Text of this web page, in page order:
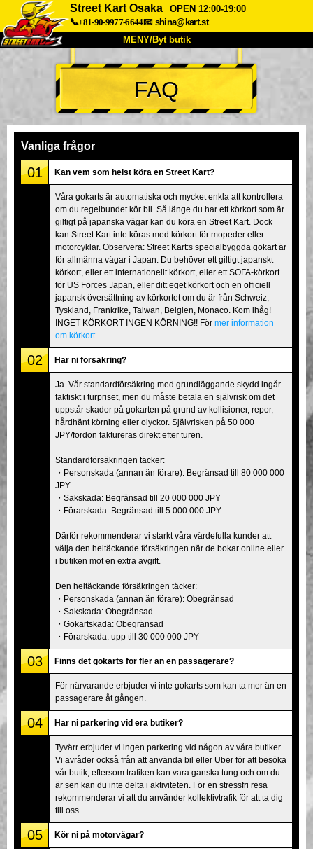
Street Kart Osaka
OPEN 12:00-19:00
📞+81-90-9977-6644📧 shina@kart.st
MENY/Byt butik
HEM
Om oss Specifikationer Pris
Företag
Tokyo Shinagawa Tokyo Akihabara#1
Tokyo Akihabara#2 Tokyo Shibuya
Tokyo Shibuya Annex Tokyo Bay
Tokyo Asakusa Osaka
Okinawa
FAQ
Vanliga frågor
01 Kan vem som helst köra en Street Kart?
Våra gokarts är automatiska och mycket enkla att kontrollera
om du regelbundet kör bil. Så länge du har ett körkort som är
giltigt på japanska vägar kan du köra en Street Kart. Dock
kan Street Kart inte köras med körkort för mopeder eller
motorcyklar. Observera: Street Kart:s specialbyggda gokart är
för allmänna vägar i Japan. Du behöver ett giltigt japanskt
körkort, eller ett internationellt körkort, eller ett SOFA-körkort
för US Forces Japan, eller ditt eget körkort och en officiell
japansk översättning av körkortet om du är från Schweiz,
Tyskland, Frankrike, Taiwan, Belgien, Monaco. Kom ihåg!
INGET KÖRKORT INGEN KÖRNING!! För mer information
om körkort.
02 Har ni försäkring?
Ja. Vår standardförsäkring med grundläggande skydd ingår
faktiskt i turpriset, men du måste betala en självrisk om det
uppstår skador på gokarten på grund av kollisioner, repor,
hårdhänt körning eller olyckor. Självrisken på 50 000
JPY/fordon faktureras direkt efter turen.
Standardförsäkringen täcker:
・Personskada (annan än förare): Begränsad till 80 000 000
JPY
・Sakskada: Begränsad till 20 000 000 JPY
・Förarskada: Begränsad till 5 000 000 JPY
Därför rekommenderar vi starkt våra värdefulla kunder att
välja den heltäckande försäkringen när de bokar online eller
i butiken mot en extra avgift.
Den heltäckande försäkringen täcker:
・Personskada (annan än förare): Obegränsad
・Sakskada: Obegränsad
・Gokartskada: Obegränsad
・Förarskada: upp till 30 000 000 JPY
03 Finns det gokarts för fler än en passagerare?
För närvarande erbjuder vi inte gokarts som kan ta mer än en
passagerare åt gången.
04 Har ni parkering vid era butiker?
Tyvärr erbjuder vi ingen parkering vid någon av våra butiker.
Vi avråder också från att använda bil eller Uber för att besöka
vår butik, eftersom trafiken kan vara ganska tung och om du
är sen kan du inte delta i aktiviteten. För en stressfri resa
rekommenderar vi att du använder kollektivtrafik för att ta dig
till oss.
05 Kör ni på motorvägar?